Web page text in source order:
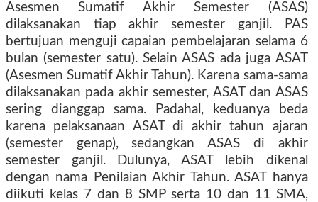
Asesmen Sumatif Akhir Semester (ASAS)
dilaksanakan tiap akhir semester ganjil. PAS
bertujuan menguji capaian pembelajaran selama 6
bulan (semester satu). Selain ASAS ada juga ASAT
(Asesmen Sumatif Akhir Tahun). Karena sama-sama
dilaksanakan pada akhir semester, ASAT dan ASAS
sering dianggap sama. Padahal, keduanya beda
karena pelaksanaan ASAT di akhir tahun ajaran
(semester genap), sedangkan ASAS di akhir
semester ganjil. Dulunya, ASAT lebih dikenal
dengan nama Penilaian Akhir Tahun. ASAT hanya
diikuti kelas 7 dan 8 SMP serta 10 dan 11 SMA,